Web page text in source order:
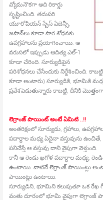
వ్యోమనౌకగా అది రికార్డు
సృష్టించింది. తదుపరి
యూరోపియన్‍ స్పేస్‍ ఏజెన్సీ,
జపాన్‍లు కూడా సౌర శోధనకు
ఉపగ్రహాలను ప్రయోగించాయి. ఆ
వరుసలో ఇప్పుడు ఆదిత్య ఎల్‍-1
కూడా చేరింది. సూర్యుడిపైన
పరిశోధనలు చేసేందుకు నిర్దేశించింది.
కూడా అంటారు) సూర్యుడికి, భూమికి
ప్రవేశపెడుతున్నారు కాబట్టి, దీనికి
లెగ్రాంజ్‍ పాయింట్‍ అంటే ఏమిటి ..!!
అంతరిక్షంలో సూర్యుడు, గ్రహాలు,
పదార్థాల మధ్య ఏదైనా వస్తువును
పనిచేస్తే ఆ వస్తువు దాని వైపుగా వెళ్తుంది.
కానీ ఆ రెండు ఖగోళ పదార్థాల మధ్య,
ఉంటాయి. వాటినే లెగ్రాంజ్‍ పాయింట్లు
పాయింట్లు ఉంటాయి.
సూర్యుడిని, భూమిని కలుపుతూ ఒక రేఖ
వంతు దూరంలో భూమి వైపుగా లెగ్రాంజ్‍